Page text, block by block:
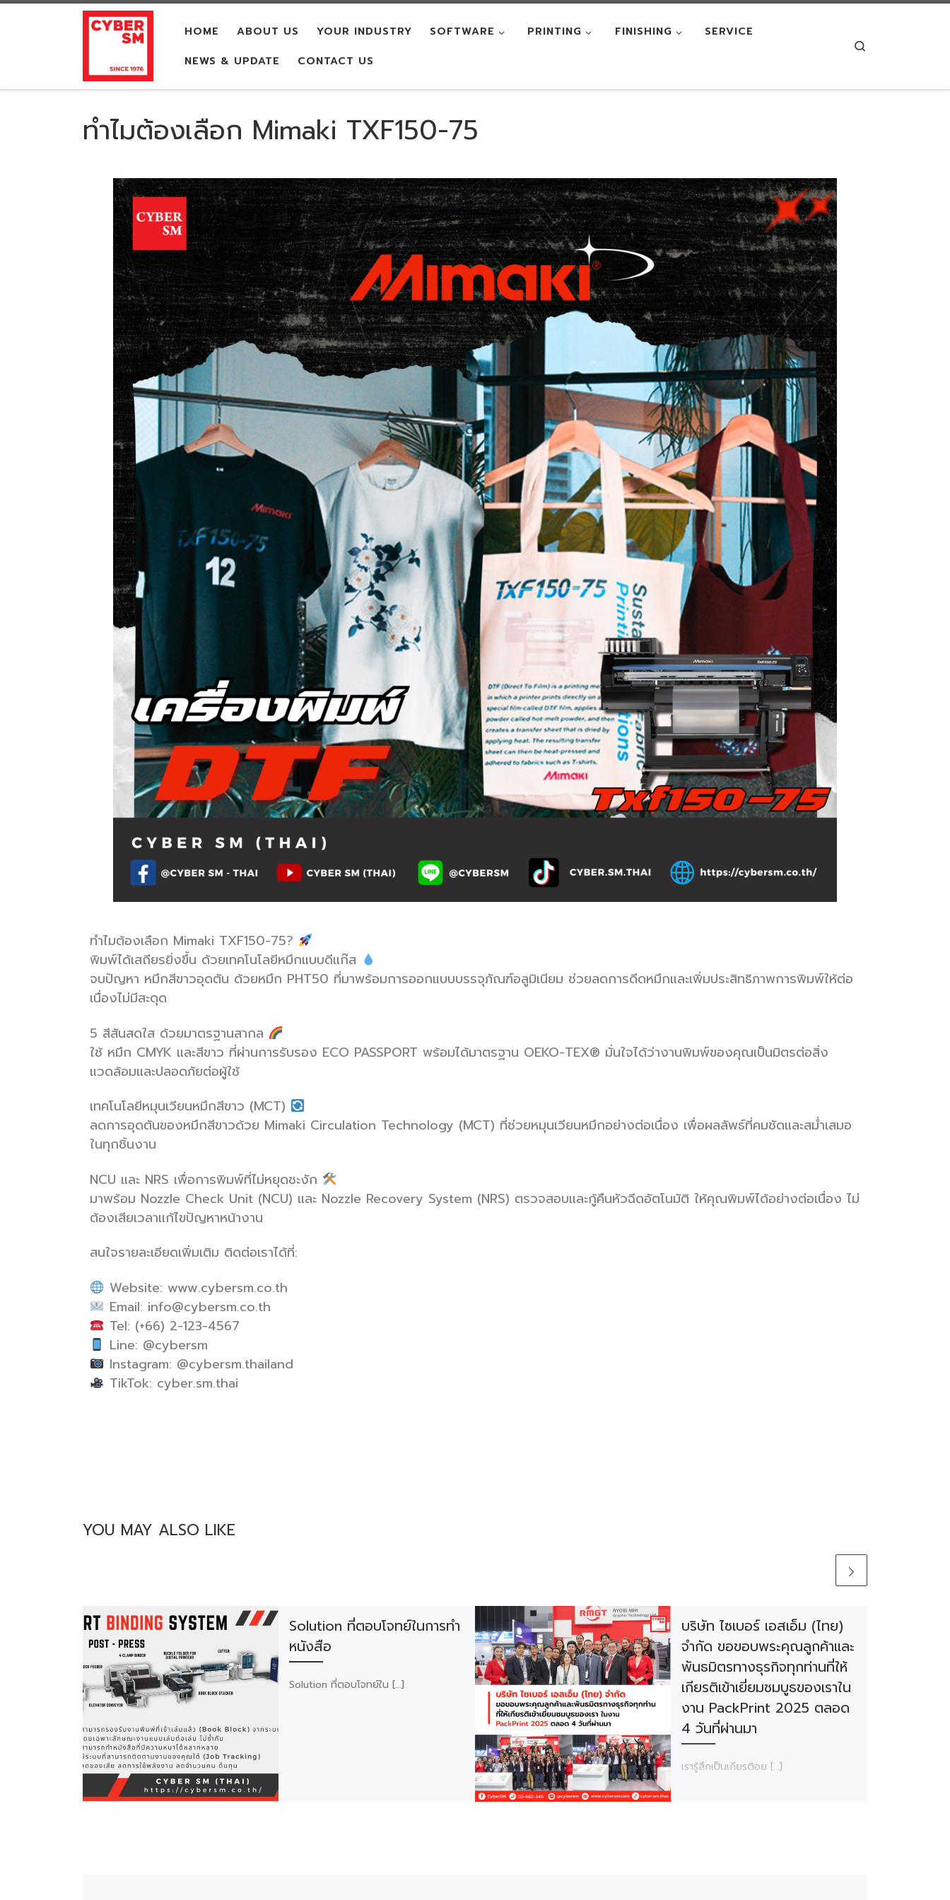
Skip to content
HOME ABOUT US YOUR INDUSTRY SOFTWARE PRINTING FINISHING
SERVICE
NEWS & UPDATE
CONTACT US
ทำไมต้องเลือก Mimaki TXF150-75
ทำไมต้องเลือก Mimaki TXF150-75?
พิมพ์ได้เสถียรยิ่งขึ้น ด้วยเทคโนโลยีหมึกแบบดีแก๊ส
จบปัญหา หมึกสีขาวอุดตัน ด้วยหมึก PHT50 ที่มาพร้อมการออกแบบบรรจุภัณฑ์อลูมิเนียม ช่วยลดการดีดหมึกและเพิ่มประสิทธิภาพการพิมพ์ให้ต่อ
เนื่องไม่มีสะดุด
5 สีสันสดใส ด้วยมาตรฐานสากล
ใช้ หมึก CMYK และสีขาว ที่ผ่านการรับรอง ECO PASSPORT พร้อมได้มาตรฐาน OEKO-TEX® มั่นใจได้ว่างานพิมพ์ของคุณเป็นมิตรต่อสิ่ง
แวดล้อมและปลอดภัยต่อผู้ใช้
เทคโนโลยีหมุนเวียนหมึกสีขาว (MCT)
ลดการอุดตันของหมึกสีขาวด้วย Mimaki Circulation Technology (MCT) ที่ช่วยหมุนเวียนหมึกอย่างต่อเนื่อง เพื่อผลลัพธ์ที่คมชัดและสม่ำเสมอ
ในทุกชิ้นงาน
NCU และ NRS เพื่อการพิมพ์ที่ไม่หยุดชะงัก
มาพร้อม Nozzle Check Unit (NCU) และ Nozzle Recovery System (NRS) ตรวจสอบและกู้คืนหัวฉีดอัตโนมัติ ให้คุณพิมพ์ได้อย่างต่อเนื่อง ไม่
ต้องเสียเวลาแก้ไขปัญหาหน้างาน
สนใจรายละเอียดเพิ่มเติม ติดต่อเราได้ที่:
Website: www.cybersm.co.th
Email: info@cybersm.co.th
Tel: (+66) 2-123-4567
Line: @cybersm
Instagram: @cybersm.thailand
TikTok: cyber.sm.thai
YOU MAY ALSO LIKE
Solution ที่ตอบโจทย์ในการทำ
หนังสือ
Solution ที่ตอบโจทย์ใน […]
บริษัท ไซเบอร์ เอสเอ็ม (ไทย)
จำกัด ขอขอบพระคุณลูกค้าและ
พันธมิตรทางธุรกิจทุกท่านที่ให้
เกียรติเข้าเยี่ยมชมบูธของเราใน
งาน PackPrint 2025 ตลอด
4 วันที่ผ่านมา
เรารู้สึกเป็นเกียรติอย […]